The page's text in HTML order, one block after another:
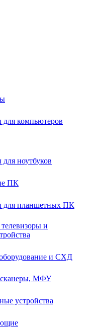
для компьютеров
ноутбуков
ПК
для планшетных ПК
и
и СХД
МФУ
устройства